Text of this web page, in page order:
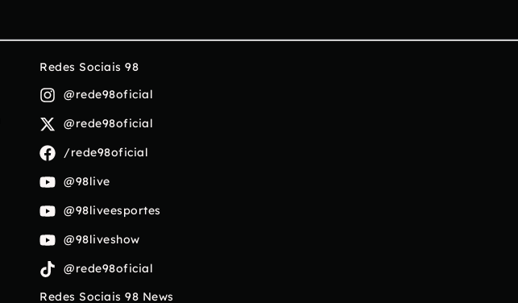
Redes Sociais 98
@rede98oficial
@rede98oficial
/rede98oficial
@98live
@98liveesportes
@98liveshow
@rede98oficial
Redes Sociais 98 News